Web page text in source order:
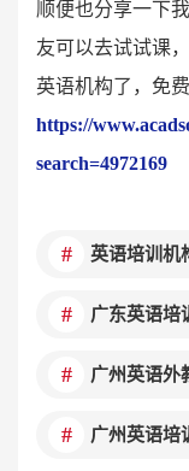
顺便也分享一下
友可以去试试课
英语机构了，免
https://
search=4972169
英语培训机
广东英语培
广州英语外
广州英语培